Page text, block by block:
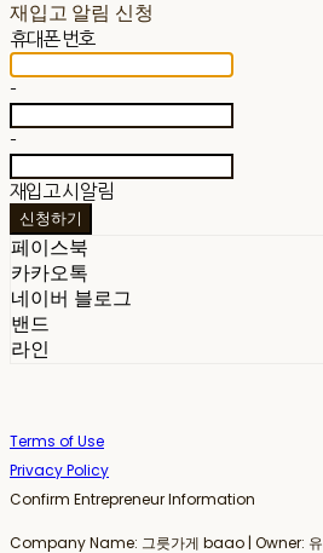
재입고 알림 신청
휴대폰 번호
-
-
재입고 시 알림
신청하기
페이스북
카카오톡
네이버 블로그
밴드
라인
Terms of Use
Privacy Policy
Confirm Entrepreneur Information
Company Name: 그릇가게 baao | Owner: